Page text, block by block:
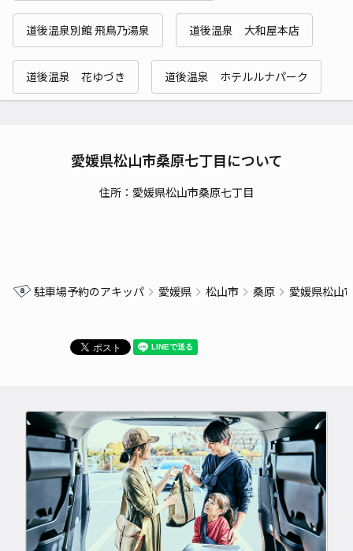
道後温泉別館 飛鳥乃湯泉 道後温泉 大和屋本店
道後温泉 花ゆづき 道後温泉 ホテルルナパーク
愛媛県松山市桑原七丁目について
住所：愛媛県松山市桑原七丁目
駐車場予約のアキッパ 愛媛県 松山市 桑原 愛媛県松山